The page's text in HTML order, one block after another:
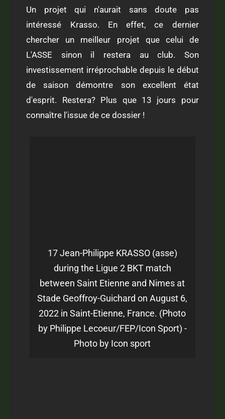
Un projet qui n'aurait sans doute pas
intéressé Krasso. En effet, ce dernier
chercher un meilleur projet que celui de
L'ASSE sinon il restera au club. Son
investissement irréprochable depuis le début
de saison démontre son excellent état
d'esprit. Restera? Plus que 13 jours pour
connaître l'issue de ce dossier !
17 Jean-Philippe KRASSO (asse)
during the Ligue 2 BKT match
between Saint Etienne and Nimes at
Stade Geoffroy-Guichard on August 6,
2022 in Saint-Etienne, France. (Photo
by Philippe Lecoeur/FEP/Icon Sport) -
Photo by Icon sport